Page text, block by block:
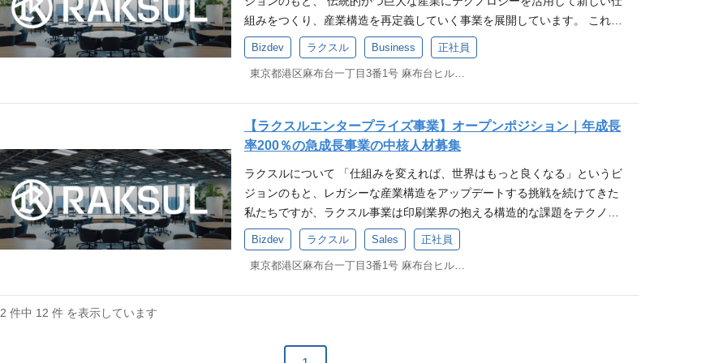
年の経営体制刷新を機に、第二創業期へと入り、私たちは変わらないビジ
ョンのもと、 「End-to-Endで中小企業の経営課題を解決するテクノロジー
プラットフォーム」の実現を目指し、次の成長ステージに進んでいます。
企業経営における「ヒト・モノ・カネ」全体を支えることで、日本企業の
約99.7％を占める中小企業の包括的な課題解決に取り組んでいます。 複数
の事業が連携しながら進化する私たちの挑戦は、社会の仕組みそのものを
アップデートすることにあります。その鍵を握るのが、日本企業の大多数
を占める中小企業の変革です。中小企業の経営や生産性が変われば、日本
を横断的に解決し、企業の可能性を引き出すことで、日本全体を前に進め
ていきます。 一社の変化が、社会を動かす。その最前線で、日本の未来を
つくる挑戦がここにあります
セルフスターターで思考、アクションできる方 チームワークを重視し、社
内外のステークホルダーと連携しながら成果創出できる方
ス・プロダクト開発のご経験 規模問わず、サービス立ち上げからリリース
に至るまでに携わったご経験（自社サービス、クライアントのサービスい
ずれでも可） 歓迎（WANT） マーケティングSaaSや広告関連サービスの
事業成長を牽引した経験 コンサルティングファームや広告会社にて各種戦
たプロダクト開発経験 年間粗利益10億円以上を生み出す事業開発の経験
求める人物像 ラクスルの「仕組みを変えれば世界は良くなる」というビジ
ョンに共感いただける方 ノバセルの「マーケティングの民主化」というミ
ッションに共感いただける方 リーダーとして事業成長を牽引したい方 スタ
ートアップのスピード感の中で仕事をしたい方 新しいことに挑戦し、変化
を楽しめる方チームワークを重視し、周囲を巻き込みながら仕事を進めら
ーケティングの民主化というビジョンを推進し、社会にインパクトを与え
ることがでる 事業の成長をダイレクトに感じることができ、自身の成果が
ル・経験 ■必須（MUST） ・事業会社での戦略立案、企画推進実行の経験
・マーケティング実務の包括的なご経験 ・ビジネスサイドや開発サイドな
どの関係者と合意形成しながら、プロジェクトをリードしたご経験 ■歓迎
（WANT） ・Webサービスのマーケティング経験 ・新規事業／プロダクト
マーケティングマネージャー、プロダクトマネージャー、BizDevなどの経
験 キャリアパス 短期：まずはPMM（プロダクトマーケティングマネージ
ャー）として、プロダクトを中心としたCRM領域をお任せします。 中期～
で管掌範囲を拡げていただき、事業責任者候補を目指していただきます。
顧客戦略レベルの仕事がしたい方や、マーケティングを強みとした事業責
任者になりたい方を求めています。 ※ご経験やご入社後のパフォーマンス
によって変動するため、あくまで想定となります。 参考情報 ・マーケティ
ング統括部 責任者インタビュー記事 ・公式note「ラクスルパレット」 ・
外部動画メディア②
会員基盤を活用したプロダクト改善、非連続な成長に向けたマーケット戦
略策定など中核を業務を担えます。マーケティングを中心とした仕組みづ
くりにチャレンジしませんか？ ■具体的な業務内容 ・顧客理解に基づく顧
ら成るチームのリード データ、クリエイティブ、プロダクトマネジメン
ト等 ・プロジェクトマネジメント スコープ設定、KGI/KPI、ロードマッ
プ、タスク管理、リソース要求/管理、PJコミュニケーションなど 求める
共感いただける方 ・成長意欲が強く、優秀なメンバーと切磋琢磨しながら
成長したい方 ・セルフスターターで様々な産業・事業課題に積極的に挑戦
できる方 ・大きな裁量権を持てる仕事がしたい方 ・顧客戦略〜事業戦略ま
で戦略レイヤーの仕事をしたい方 求めるスキル・経験 ■必須（MUST） ・
事業会社での戦略立案、企画推進実行の経験 ・マーケティング実務の包括
ら、プロジェクトをリードしたご経験 ■歓迎（WANT） ・Webサービスの
プロダクトマネージャー、BizDevなどの経験 キャリアパス 短期：まずはBi
ウ」を、誰でも手軽に・効率的に実行できるようにしたい――それが、ノ
バセルが掲げる「 マーケティングの民主化」 というビジョンです。 一方
で、日本全体の生産年齢人口は減少を続け、優秀なマーケ人材を社内に抱
えるコスト・難易度は上昇の一途。そこで私たちは、AIを活用してマーケ
ティング業務全体を効率化・高度化する「AIエージェンシー」を立ち上
げ、新たな価値を創造していきます。 ラクスルグループが過去に積み上げ
た広告投資（2014～2024年で100億円超）とノバセルの運用ノウハウから
学んだ“成功の型”をAIの力で解放し、大手・中小を問わず幅広い企業が高度
業の概要 ノバセルでは既に、テレビCMの広告効果を即時可視化する「ノ
バセルアナリティクス」 約5,000ブランドのテレビCM効果を無料で見られ
る「ノバセルトレンド」 プロ人材がマーケ評価・改善を担う「ノバセルプ
ロフェッショナル」 などのサービスを提供してきました。ここにAIクリエ
することを狙いとしたのが「AIエージェンシー事業」です。 クリエイティ
組みをつくり、産業構造を再定義していく事業を展開しています。 これま
での商習慣によって、その産業が抱える課題や矛盾に対して、テクノロジ
ーを活用し解決をしていきたいと言う考えから、現在は、「印刷」「物
流」「広告」「コーポレートIT」をテーマにした4つの事業を手がけてきて
ます。 ビジネスモデルも、「マーケットプレイス」、「SaaS」と言っ
た、「トランザクション×シェアリングプラットフォーム」の特性を活かし
た、自社ならではのポジショニングです。 エンタープライズ事業について
ラクスルの基幹事業である、ラクスル事業本部では様々な新規サービスの
立ち上げにチャレンジしています。これまで、中小企業や個人事業主を中
心にサービスを提供してきましたが、新たに大企業・中堅企業向けに「ラ
クスル エンタープライズ」というサービスを提供開始し、現在は導入社数
が10,000社を突破。成長事業の柱として注力している事業です。 これまで
「安い・早い・ラク」というコア価値を磨いて、印刷物や販促品をネット
で注文できる"EC型"のサービスを成長させてきました。これからは、大企
に、複数のソリューションを連続的に立ち上げ、成長させ、磨いていくサ
Bizdev ラクスル Business 正社員
【ラクスルエンタープライズ事業】オープンポジション｜年成長
率200％の急成長事業の中核人材募集
ラクスルについて 「仕組みを変えれば、世界はもっと良くなる」というビ
ジョンのもと、レガシーな産業構造をアップデートする挑戦を続けてきた
私たちですが、ラクスル事業は印刷業界の抱える構造的な課題をテクノロ
ジーの力で仕組みごと変革し、お客様・サプライヤー双方の生産性向上と
エンパワーメントに取り組み、売上600億・会員基盤300万人の規模を持つ
ECプラットフォームとなりました。 エンタープライズ事業について テク
で、様々な事業課題を解決するプラットフォーマーへと変容を遂げようと
Bizdev ラクスル Sales 正社員
件中 12 件 を表示しています